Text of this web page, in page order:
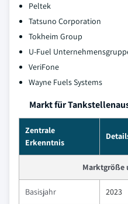
Peltek
Tatsuno Corporation
Tokheim Group
U-Fuel
VeriFone
Wayne Fuels Systems
Markt für
Zentrale
Erkenntnis
Marktgröße
Basisjahr 2023